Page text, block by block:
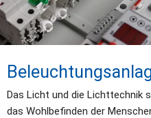
Das Licht und die Lichttechnik
das Wohlbefinden der